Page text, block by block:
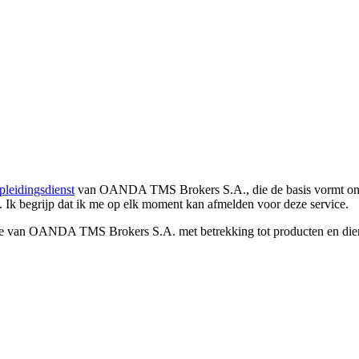
van OANDA TMS Brokers S.A., die de basis vormt
Ik begrijp dat ik me op elk moment kan afmelden voor deze service.
OANDA TMS Brokers S.A. met betrekking tot producten en